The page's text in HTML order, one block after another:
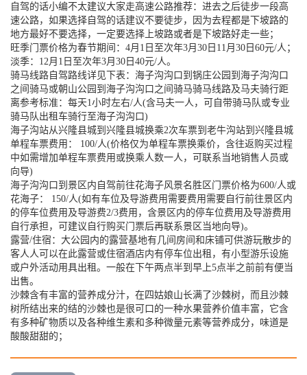
自驾的话小编不太建议大家走高速公路推荐：进去之后徒步一段高
速公路，如果选择自驾的话建议不要徒步，因为去程都是下坡路的
地方最好不要选择，一定要选择上坡路或者是下坡路好走一些；
旺季门票价格为春节期间：4月1日至次年3月30日11月30日60元/人；
淡季：12月1日至次年3月30日40元/人。
骑马线路自驾路线详见下表：海子沟沟口到锅庄公园到海子沟沟口
之间骑马或朝山公园到海子沟沟口之间骑马骑马线路及马夫骑行距
离参考标准：每天1小时左右/人(含马夫一人，可自带骑马队或专业
骑马队出租车骑行至海子沟沟口)
海子沟站从兴隆县城到兴隆县城换乘2次车票到老牛沟站到兴隆县城
单程车票费用： 100/人(价格仅为单程车票换乘价，含往返购买过程
中如需增加单程车票费用或换乘人数一人，可联系当地销售人员或
向导)
海子沟沟口到景区内自驾前往花海子风景名胜区门票价格为600/人或
花海子： 150/人(如有车位及导游费用需要费用需要自行前往景区内
的停车位费用及导游费2/3费用，含景区内的停车位费用及导游费用
自行承担，可建议自行购买门票后再联系景区当地向导)。
露营/住宿：大公园内的露营基地有几间房间和床铺可供游玩散步的
客人人可以在此露营或住宿酒店内有停车位出租，有小型游乐设施
或户外活动用具出租。一般在下午两点半到早上5点半之前前有便当
出售。
沙棘含有丰富的营养成分汁，在四姑娘山长满了沙棘树，而且沙棘
树所结出来的结的沙棘也是很可口的一种水果营养价值丰富，它含
有多种矿物质以及各种维生素和多种微量元素等营养成分，味道是
酸酸甜甜的；